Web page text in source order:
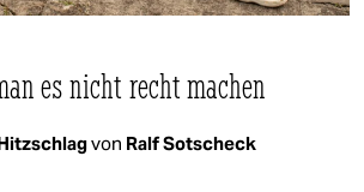
es nicht recht machen
von Ralf Sotscheck